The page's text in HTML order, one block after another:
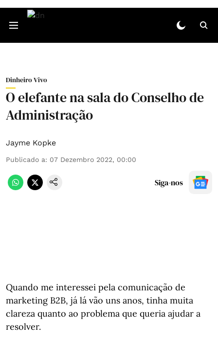
Dinheiro Vivo
O elefante na sala do Conselho de
Administração
Jayme Kopke
Publicado a: 07 Dezembro 2022, 00:00
Siga-nos
Quando me interessei pela comunicação de
marketing B2B, já lá vão uns anos, tinha muita
clareza quanto ao problema que queria ajudar a
resolver.